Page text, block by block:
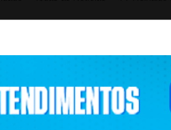
FAZER FOTO
EM BARRAGEM NO INTERIOR DE ALAGOAS